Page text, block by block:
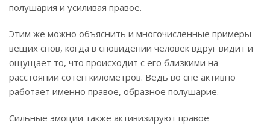
полушария и усиливая правое.
Этим же можно объяснить и многочисленные примеры
вещих снов, когда в сновидении человек вдруг видит и
ощущает то, что происходит с его близкими на
расстоянии сотен километров. Ведь во сне активно
работает именно правое, образное полушарие.
Сильные эмоции также активизируют правое